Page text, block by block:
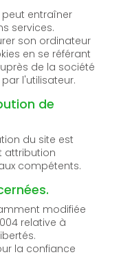
peut entraîner
services.
son ordinateur
en se référant
l'utilisateur.
de
du site est
compétents.
modifiée
relative à
la confiance